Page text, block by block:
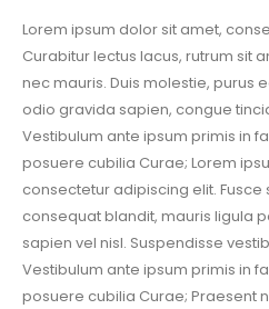
Lorem ipsum dolor sit amet,
Curabitur lectus lacus, rutrum sit
nec mauris. Duis molestie, purus
odio gravida sapien, congue
Vestibulum ante ipsum primis in
posuere cubilia Curae; Lorem
consectetur adipiscing elit. Fusce
consequat blandit, mauris ligula
sapien vel nisl. Suspendisse
Vestibulum ante ipsum primis in
posuere cubilia Curae; Praesent